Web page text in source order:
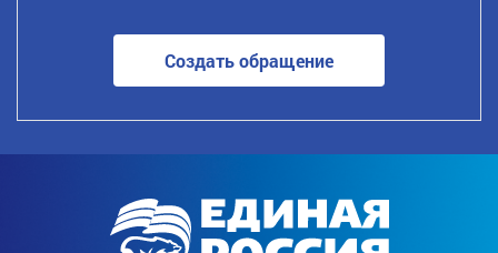
Создать обращение